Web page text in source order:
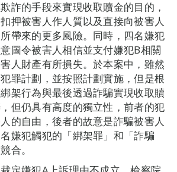
詐的手段來實現收取贖金的目的，
押被害人作人質以及直接向被害人
帶來的更多風險。同時，四名嫌犯
圖令被害人相信並支付嫌犯B相關
人財產有所損失。於本案中，雖然
罪計劃，並按照計劃實施，但是根
架行為與最後透過詐騙實現收取贖
但仍具有高度的獨立性，前者的犯
的自由，後者的故意是詐騙被害人
嫌犯觸犯的「綁架罪」和「詐騙
合。